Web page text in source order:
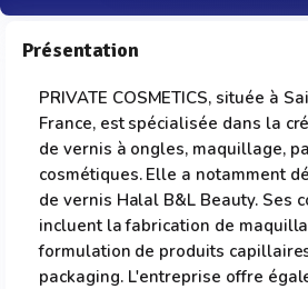
Présentation
PRIVATE COSMETICS, située à
France, est spécialisée dans la
de vernis à ongles, maquillage,
cosmétiques. Elle a notamment
de vernis Halal B&L Beauty. Ses
incluent la fabrication de
formulation de produits
packaging. L'entreprise offre